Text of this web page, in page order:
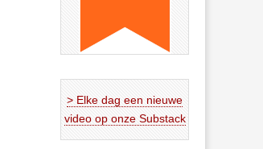
> Elke dag een nieuwe
video op onze Substack